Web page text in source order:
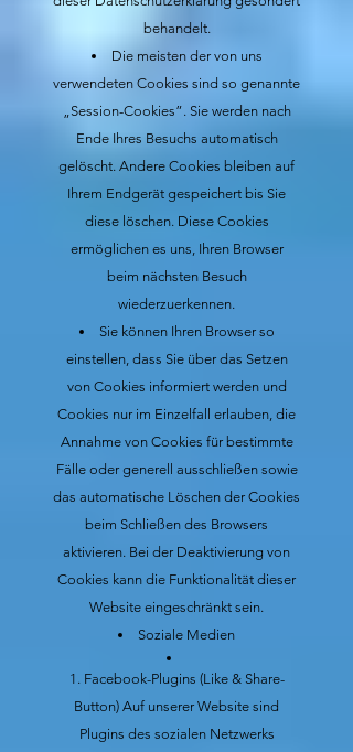
behandelt.
Die meisten der von uns
verwendeten Cookies sind so genannte
„Session-Cookies”. Sie werden nach
Ende Ihres Besuchs automatisch
gelöscht. Andere Cookies bleiben auf
Ihrem Endgerät gespeichert bis Sie
diese löschen. Diese Cookies
ermöglichen es uns, Ihren Browser
beim nächsten Besuch
wiederzuerkennen.
Sie können Ihren Browser so
einstellen, dass Sie über das Setzen
von Cookies informiert werden und
Cookies nur im Einzelfall erlauben, die
Annahme von Cookies für bestimmte
Fälle oder generell ausschließen sowie
das automatische Löschen der Cookies
beim Schließen des Browsers
aktivieren. Bei der Deaktivierung von
Cookies kann die Funktionalität dieser
Website eingeschränkt sein.
Soziale Medien
Facebook-Plugins (Like & Share-
Button) Auf unserer Website sind
Plugins des sozialen Netzwerks